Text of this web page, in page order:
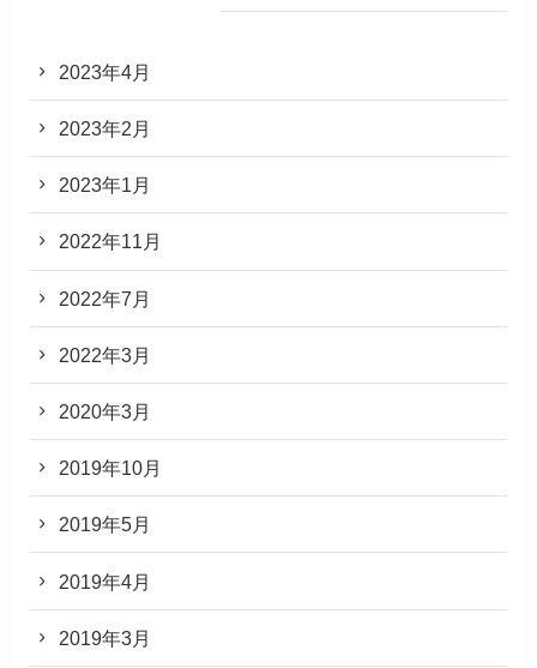
2023年4月
2023年2月
2023年1月
2022年11月
2022年7月
2022年3月
2020年3月
2019年10月
2019年5月
2019年4月
2019年3月